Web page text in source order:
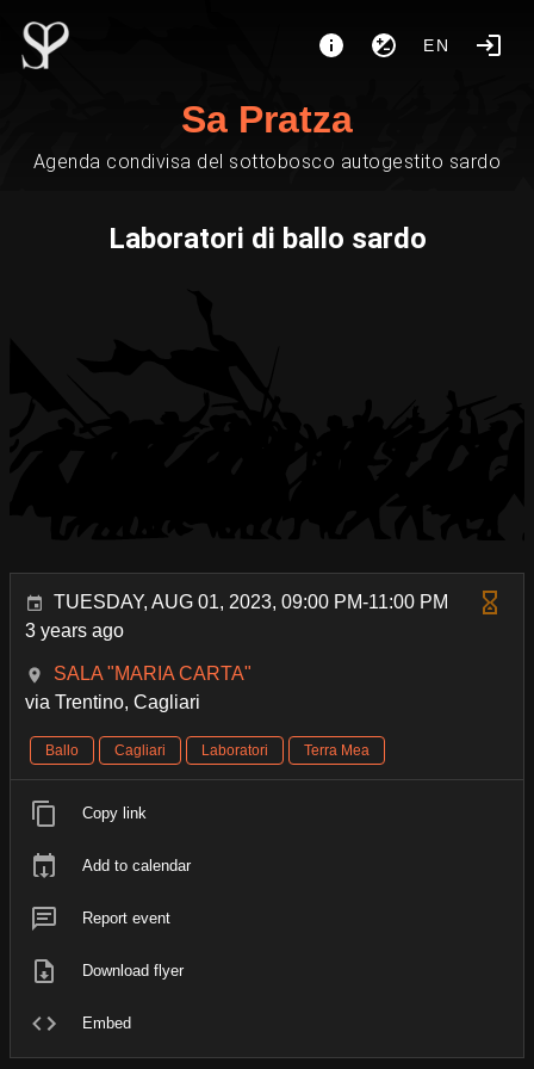
EN
Sa Pratza
Agenda condivisa del sottobosco autogestito sardo
Laboratori di ballo sardo
TUESDAY, AUG 01, 2023, 09:00 PM-11:00 PM
3 years ago
SALA "MARIA CARTA"
via Trentino, Cagliari
Ballo Cagliari Laboratori Terra Mea
Copy link
Add to calendar
Report event
Download flyer
Embed